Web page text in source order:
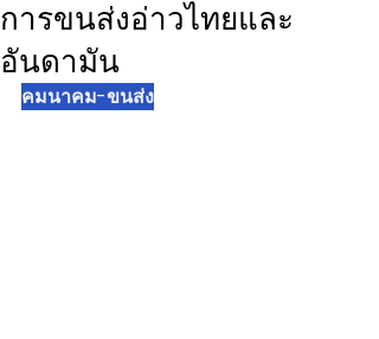
การขนส่งอ่าวไทยและ
อันดามัน
คมนาคม-ขนส่ง